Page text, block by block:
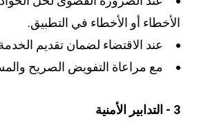
الأخطاء أو الأخطاء في التطبيق.
عند الاقتضاء لضمان تقديم
مع مراعاة التفويض الصريح
3 - التدابير الأمنية